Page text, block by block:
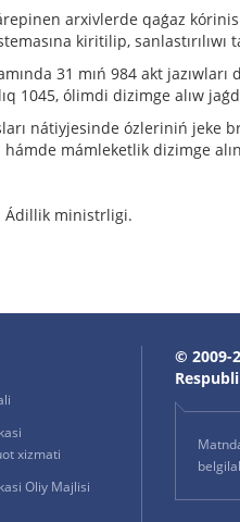
arxivlerde qaǵaz
kiritilip, sanlastırılıwı
31 mıń 984 akt
1045, ólimdi dizimge alıw
nátiyjesinde ózleriniń jeke
mámleketlik dizimge
Ádillik ministrligi.
xizmati
Oliy Majlisi
© 2009-